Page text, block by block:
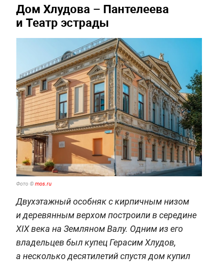
Дом Хлудова – Пантелеева
и Театр эстрады
Фото © mos.ru
Двухэтажный особняк с кирпичным низом
и деревянным верхом построили в середине
XIX века на Земляном Валу. Одним из его
владельцев был купец Герасим Хлудов,
а несколько десятилетий спустя дом купил